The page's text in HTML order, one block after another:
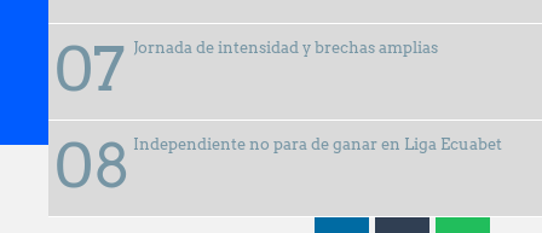
Jornada de intensidad y brechas amplias
Independiente no para de ganar en Liga Ecuabet